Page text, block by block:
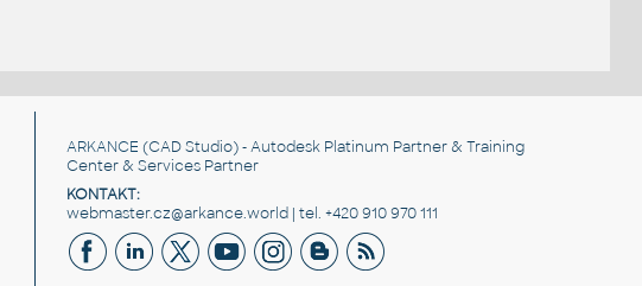
ARKANCE (CAD Studio) - Autodesk Platinum Partner & Training
Center & Services Partner
KONTAKT:
webmaster.cz@arkance.world | tel. +420 910 970 111